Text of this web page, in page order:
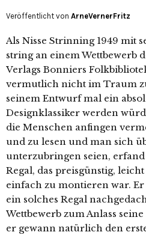
Veröffentlicht von ArneVernerFritz
Als Nisse Strinning 1949 mit
string an einem Wettbewerb
Verlags Bonniers
vermutlich nicht im Traum
seinem Entwurf mal ein
Designklassiker werden
die Menschen anfingen
und zu lesen und man sich
unterzubringen seien,
Regal, das preisgünstig,
einfach zu montieren war.
ein solches Regal
Wettbewerb zum Anlass
er gewann natürlich den